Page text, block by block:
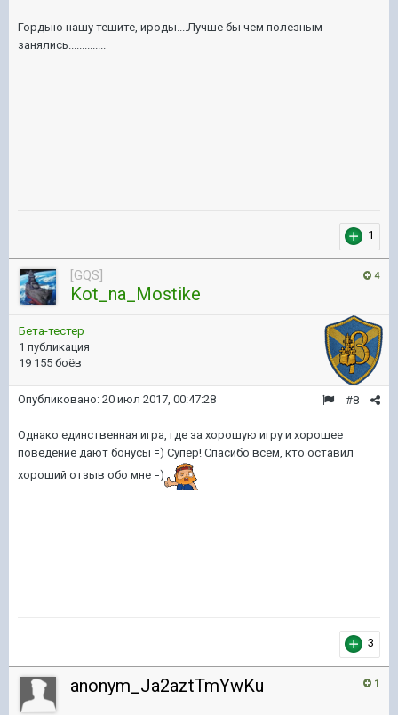
Гордыю нашу тешите, ироды....Лучше бы чем полезным
занялись..............
1
4
[GQS]
Kot_na_Mostike
Бета-тестер
1 публикация
19 155 боёв
#8
Опубликовано: 20 июл 2017, 00:47:28
Однако единственная игра, где за хорошую игру и хорошее
поведение дают бонусы =) Супер! Спасибо всем, кто оставил
хороший отзыв обо мне =)
3
1
anonym_Ja2aztTmYwKu